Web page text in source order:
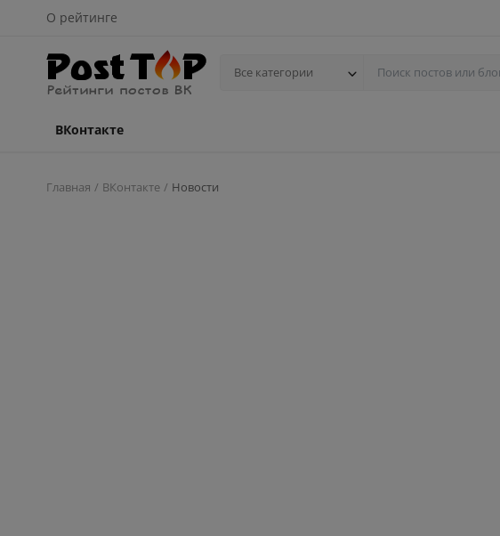
О рейтинге
Все категории
ВКонтакте
Главная ВКонтакте Новости